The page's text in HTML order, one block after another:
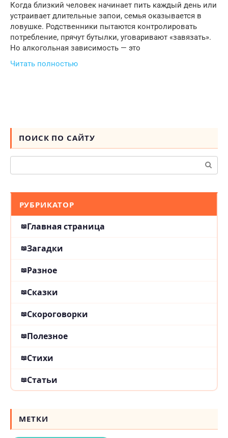
Когда близкий человек начинает пить каждый день или
устраивает длительные запои, семья оказывается в
ловушке. Родственники пытаются контролировать
потребление, прячут бутылки, уговаривают «завязать».
Но алкогольная зависимость — это
Читать полностью
ПОИСК ПО САЙТУ
Поиск:
РУБРИКАТОР
Главная страница
Загадки
Разное
Сказки
Скороговорки
Полезное
Стихи
Статьи
МЕТКИ